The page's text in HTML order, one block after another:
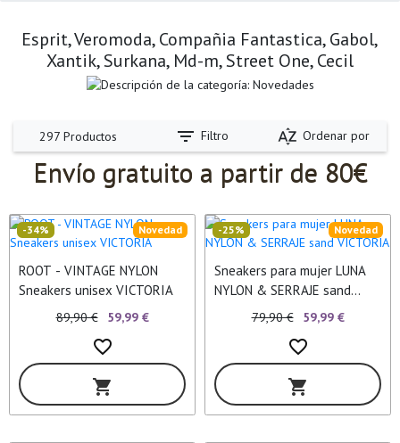
Esprit, Veromoda, Compañia Fantastica, Gabol,
Xantik, Surkana, Md-m, Street One, Cecil
297 Productos filter_list Filtro sort_by_alpha Ordenar por
Envío gratuito a partir de 80€
ROOT - VINTAGE NYLON
Sneakers unisex VICTORIA
Novedad
-34%
89,90 € 59,99 €
favorite_border
shopping_cart
Sneakers para mujer LUNA
NYLON & SERRAJE sand
VICTORIA
Novedad
-25%
79,90 € 59,99 €
favorite_border
shopping_cart